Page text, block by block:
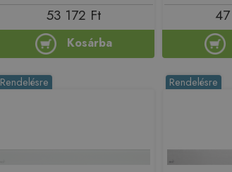
53 172 Ft
Kosárba
Rendelésre Rendelésre